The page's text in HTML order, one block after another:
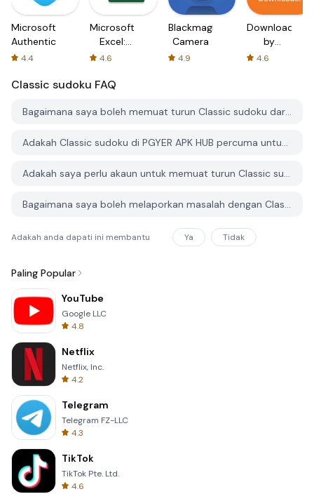
Microsoft
Authenticator
4.4
Microsoft
Excel:
Spreadsheets
4.6
Blackmagic
Camera
4.9
Downloader
by
AFTVnews
4.6
Classic sudoku FAQ
Bagaimana saya boleh memuat turun Classic sudoku dari PGYER APK HUB?
Adakah Classic sudoku di PGYER APK HUB percuma untuk dimuat turun?
Adakah saya perlu akaun untuk memuat turun Classic sudoku dari PGYER APK HUB?
Bagaimana saya boleh melaporkan masalah dengan Classic sudoku di PGYER APK HUB?
Adakah anda dapati ini membantu Ya Tidak
Paling Popular
YouTube
Google LLC
4.8
Netflix
Netflix, Inc.
4.2
Telegram
Telegram FZ-LLC
4.3
TikTok
TikTok Pte. Ltd.
4.6